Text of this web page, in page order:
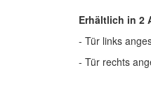
Erhältlich in 2
- Tür links
- Tür rechts